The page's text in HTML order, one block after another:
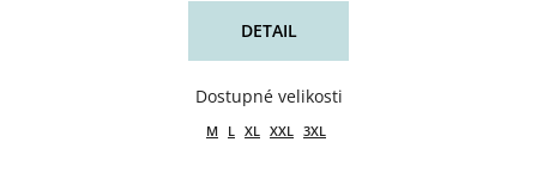
DETAIL
M L XL XXL 3XL